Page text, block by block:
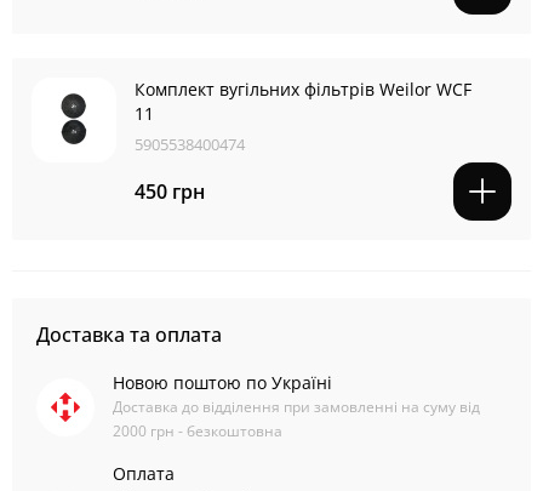
Комплект вугільних фільтрів Weilor WCF
11
5905538400474
450 грн
Доставка та оплата
Новою поштою по Україні
Доставка до відділення при замовленні на суму від
2000 грн - безкоштовна
Оплата